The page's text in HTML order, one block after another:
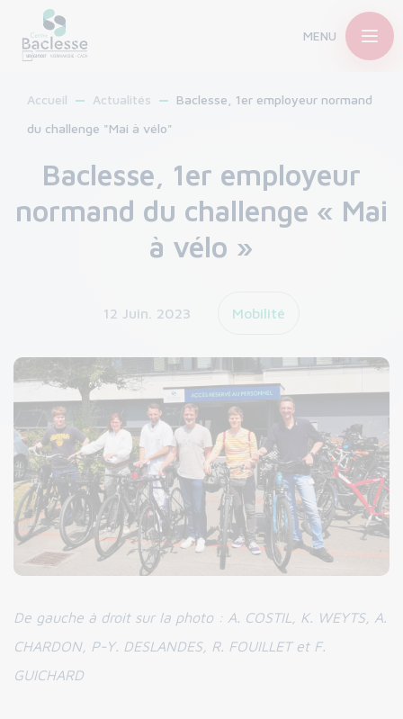
MENU
Accueil Actualités
Baclesse, 1er employeur normand
du challenge "Mai à vélo"
Baclesse, 1er employeur
normand du challenge « Mai
à vélo »
12 Juin. 2023 Mobilité
De gauche à droit sur la photo : A. COSTIL, K. WEYTS, A.
CHARDON, P-Y. DESLANDES, R. FOUILLET et F.
GUICHARD